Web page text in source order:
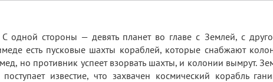
одной стороны — девять планет во главе с Землей, с
есть пусковые шахты кораблей, которые снабжают
но противник успеет взорвать шахты, и колонии вымрут.
известие, что захвачен космический корабль